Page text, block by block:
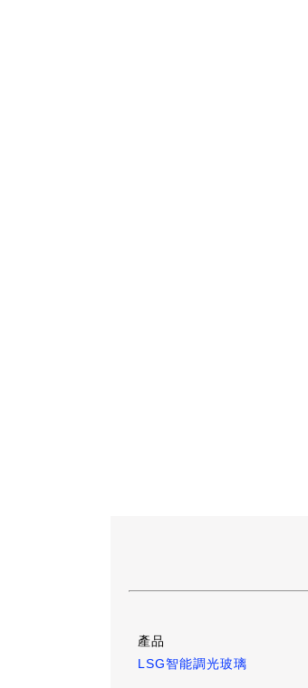
產品
LSG智能調光玻璃